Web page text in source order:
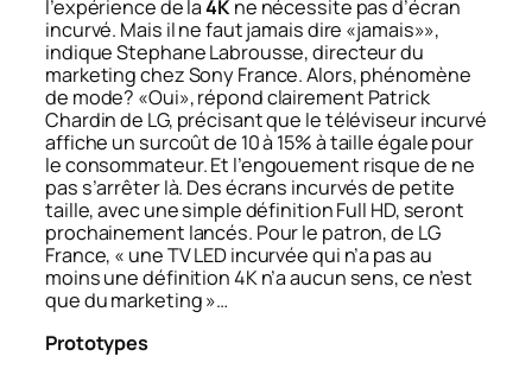
l’expérience de la4Kne nécessite pas d’écran
incurvé. Mais il ne faut jamais dire «jamais»»,
indique Stephane Labrousse, directeur du
marketing chez Sony France. Alors, phénomène
de mode? «Oui», répond clairement Patrick
Chardin de LG, précisant que le téléviseur incurvé
affiche un surcoût de 10 à 15% à taille égale pour
le consommateur. Et l’engouement risque de ne
pas s’arrêter là. Des écrans incurvés de petite
taille, avec une simple définition Full HD, seront
prochainement lancés. Pour le patron, de LG
France, « une TV LED incurvée qui n’a pas au
moins une définition 4K n’a aucun sens, ce n’est
que du marketing »…
Prototypes